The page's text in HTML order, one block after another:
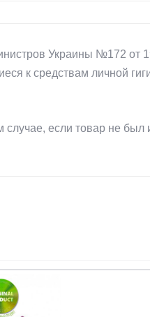
Украины №172 от
к средствам личной
если товар не